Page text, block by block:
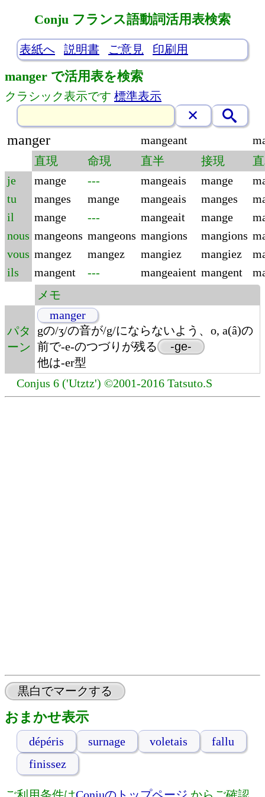
Conju フランス語動詞活用表検索
表紙へ 説明書 ご意見 印刷用
manger で活用表を検索
クラシック表示です 標準表示
manger mangeant
直現
命現 直半 接現
je
mange --- mangeais mange
tu
manges mange mangeais manges
il
mange --- mangeait mange
nous mangeons mangeons mangions mangions
vous mangez mangez mangiez mangiez
ils
mangent --- mangeaient mangent
メモ
パタ
ーン
manger
gの/ʒ/の音が/g/にならないよう、o, a(â)の
前で-e-のつづりが残る
-ge-
他は-er型
Conjus 6 ('Utztz') ©2001-2016 Tatsuto.S
黒白でマークする
おまかせ表示
dépéris surnage voletais
fallu
finissez